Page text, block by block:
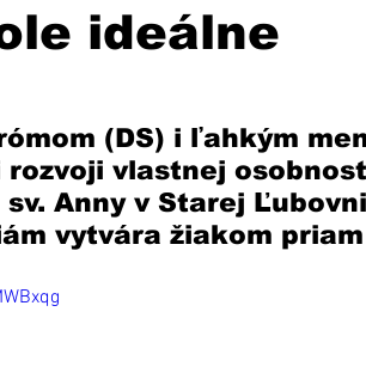
ideálne
(DS) i ľahkým
vlastnej
Anny v Starej
vytvára žiakom